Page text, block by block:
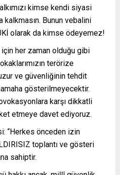
kimse kendi siyasi
Bunun vebalini
olarak da kimse ödeyemez!
her zaman olduğu gibi
terörize
ve güvenliğinin tehdit
gösterilmeyecektir.
karşı dikkatli
etmeye davet ediyoruz.
“Herkes önceden izin
toplantı ve gösteri
sahiptir.